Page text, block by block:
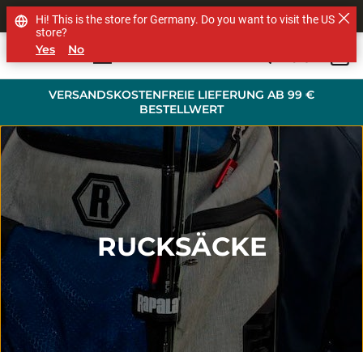
VERSANDSKOSTENFREIE LIEFERUNG AB 99 €
BESTELLWERT
SHOP OTHER BRANDS
RUCKSÄCKE
Hi! This is the store for Germany. Do you want to visit the US
store?
Yes No